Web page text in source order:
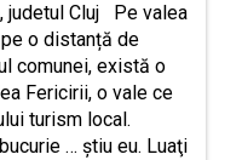
judetul Cluj Pe valea
o distanță de
comunei, există o
Fericirii, o vale ce
turism local.
… ştiu eu. Luaţi